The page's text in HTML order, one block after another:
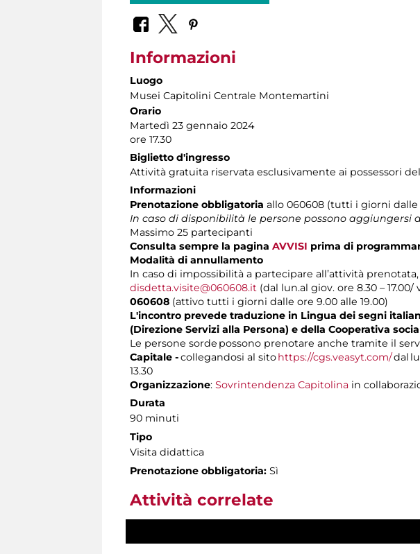
Informazioni
Luogo
Musei Capitolini Centrale Montemartini
Orario
Martedì 23 gennaio 2024
ore 17.30
Biglietto d'ingresso
Attività gratuita riservata esclusivamente ai possessori
Informazioni
Prenotazione obbligatoria allo 060608 (tutti i giorni dalle
In caso di disponibilità le persone possono aggiungersi
Massimo 25 partecipanti
Consulta sempre la pagina AVVISI prima di
Modalità di annullamento
In caso di impossibilità a partecipare all’attività prenotata,
disdetta.visite@060608.it (dal lun.al giov. ore 8.30 –
060608 (attivo tutti i giorni dalle ore 9.00 alle 19.00)
L'incontro prevede traduzione in Lingua dei segni
(Direzione Servizi alla Persona) e della Cooperativa
Le persone sorde possono prenotare anche tramite il
Capitale -collegandosi al sitohttps://cgs.veasyt.com/dal
13.30
Organizzazione: Sovrintendenza Capitolina in
Durata
90 minuti
Tipo
Visita didattica
Prenotazione obbligatoria: Sì
Attività correlate